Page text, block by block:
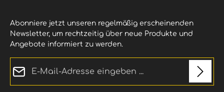
Abonniere jetzt unseren regelmäßig erscheinenden
Newsletter, um rechtzeitig über neue Produkte und
Angebote informiert zu werden.